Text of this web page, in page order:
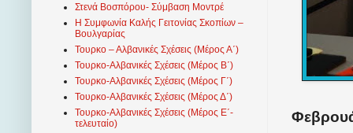
Στενά Βοσπόρου- Σύμβαση Μοντρέ
Η Συμφωνία Καλής Γειτονίας Σκοπίων –
Βουλγαρίας
Τουρκο – Αλβανικές Σχέσεις (Mέρος Α΄)
Τουρκο-Αλβανικές Σχέσεις (Μέρος Β΄)
Τουρκο-Αλβανικές Σχέσεις (Μέρος Γ΄)
Τουρκο-Αλβανικές Σχέσεις (Μέρος Δ΄)
Τουρκο-Αλβανικές Σχέσεις (Μέρος Ε΄-
τελευταίο)